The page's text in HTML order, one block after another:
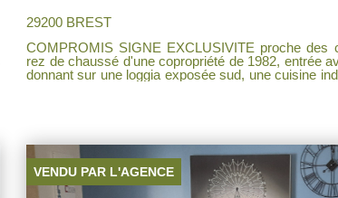
29200 BREST
COMPROMIS SIGNE EXCLUSIVITE proche des commodités un appartement au
rez de chaussé d'une copropriété de 1982, entrée avec
donnant sur une loggia exposée sud, une cuisine
VENDU PAR L'AGENCE